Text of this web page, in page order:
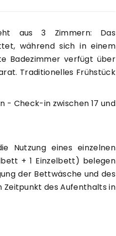
aus 3 Zimmern: Das
während sich in einem
Badezimmer verfügt über
Traditionelles Frühstück
- Check-in zwischen 17 und
Nutzung eines einzelnen
+ 1 Einzelbett) belegen
der Bettwäsche und des
Zeitpunkt des Aufenthalts in